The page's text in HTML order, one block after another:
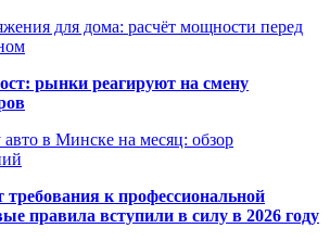
для дома: расчёт мощности перед
рынки реагируют на смену
в Минске на месяц: обзор
требования к профессиональной
правила вступили в силу в 2026 году